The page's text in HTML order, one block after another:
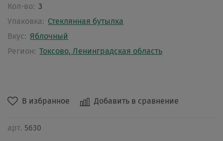
В избранное Добавить в сравнение
арт. 5630
Кол-во: 3
Упаковка: Стеклянная бутылка
Вкус: Яблочный
Регион: Токсово, Ленинградская область